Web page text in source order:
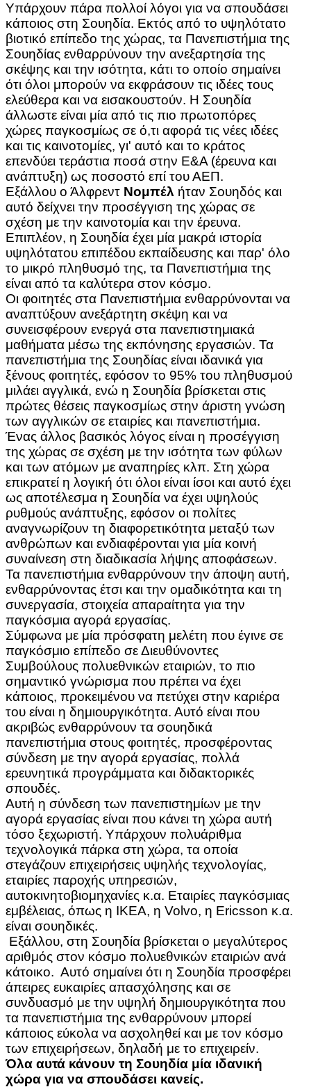
Υπάρχουν πάρα πολλοί λόγοι για να σπουδάσει
κάποιος στη Σουηδία. Εκτός από το υψηλότατο
βιοτικό επίπεδο της χώρας, τα Πανεπιστήμια της
Σουηδίας ενθαρρύνουν την ανεξαρτησία της
σκέψης και την ισότητα, κάτι το οποίο σημαίνει
ότι όλοι μπορούν να εκφράσουν τις ιδέες τους
ελεύθερα και να εισακουστούν. Η Σουηδία
άλλωστε είναι μία από τις πιο πρωτοπόρες
χώρες παγκοσμίως σε ό,τι αφορά τις νέες ιδέες
και τις καινοτομίες, γι' αυτό και το κράτος
επενδύει τεράστια ποσά στην Ε&Α (έρευνα και
ανάπτυξη) ως ποσοστό επί του ΑΕΠ.
Εξάλλου ο Άλφρεντ Νομπέλ ήταν Σουηδός και
αυτό δείχνει την προσέγγιση της χώρας σε
σχέση με την καινοτομία και την έρευνα.
Επιπλέον, η Σουηδία έχει μία μακρά ιστορία
υψηλότατου επιπέδου εκπαίδευσης και παρ' όλο
το μικρό πληθυσμό της, τα Πανεπιστήμια της
είναι από τα καλύτερα στον κόσμο.
Οι φοιτητές στα Πανεπιστήμια ενθαρρύνονται να
αναπτύξουν ανεξάρτητη σκέψη και να
συνεισφέρουν ενεργά στα πανεπιστημιακά
μαθήματα μέσω της εκπόνησης εργασιών. Τα
πανεπιστήμια της Σουηδίας είναι ιδανικά για
ξένους φοιτητές, εφόσον το 95% του πληθυσμού
μιλάει αγγλικά, ενώ η Σουηδία βρίσκεται στις
πρώτες θέσεις παγκοσμίως στην άριστη γνώση
των αγγλικών σε εταιρίες και πανεπιστήμια.
Ένας άλλος βασικός λόγος είναι η προσέγγιση
της χώρας σε σχέση με την ισότητα των φύλων
και των ατόμων με αναπηρίες κλπ. Στη χώρα
επικρατεί η λογική ότι όλοι είναι ίσοι και αυτό έχει
ως αποτέλεσμα η Σουηδία να έχει υψηλούς
ρυθμούς ανάπτυξης, εφόσον οι πολίτες
αναγνωρίζουν τη διαφορετικότητα μεταξύ των
ανθρώπων και ενδιαφέρονται για μία κοινή
συναίνεση στη διαδικασία λήψης αποφάσεων.
Τα πανεπιστήμια ενθαρρύνουν την άποψη αυτή,
ενθαρρύνοντας έτσι και την ομαδικότητα και τη
συνεργασία, στοιχεία απαραίτητα για την
παγκόσμια αγορά εργασίας.
Σύμφωνα με μία πρόσφατη μελέτη που έγινε σε
παγκόσμιο επίπεδο σε Διευθύνοντες
Συμβούλους πολυεθνικών εταιριών, το πιο
σημαντικό γνώρισμα που πρέπει να έχει
κάποιος, προκειμένου να πετύχει στην καριέρα
του είναι η δημιουργικότητα. Αυτό είναι που
ακριβώς ενθαρρύνουν τα σουηδικά
πανεπιστήμια στους φοιτητές, προσφέροντας
σύνδεση με την αγορά εργασίας, πολλά
ερευνητικά προγράμματα και διδακτορικές
σπουδές.
Αυτή η σύνδεση των πανεπιστημίων με την
αγορά εργασίας είναι που κάνει τη χώρα αυτή
τόσο ξεχωριστή. Υπάρχουν πολυάριθμα
τεχνολογικά πάρκα στη χώρα, τα οποία
στεγάζουν επιχειρήσεις υψηλής τεχνολογίας,
εταιρίες παροχής υπηρεσιών,
αυτοκινητοβιομηχανίες κ.α. Εταιρίες παγκόσμιας
εμβέλειας, όπως η IKEA, η Volvo, η Ericsson κ.α.
είναι σουηδικές.
Εξάλλου, στη Σουηδία βρίσκεται ο μεγαλύτερος
αριθμός στον κόσμο πολυεθνικών εταιριών ανά
κάτοικο. Αυτό σημαίνει ότι η Σουηδία προσφέρει
άπειρες ευκαιρίες απασχόλησης και σε
συνδυασμό με την υψηλή δημιουργικότητα που
τα πανεπιστήμια της ενθαρρύνουν μπορεί
κάποιος εύκολα να ασχοληθεί και με τον κόσμο
των επιχειρήσεων, δηλαδή με το επιχειρείν.
Όλα αυτά κάνουν τη Σουηδία μία ιδανική
χώρα για να σπουδάσει κανείς.